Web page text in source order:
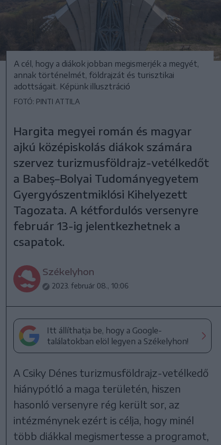
A cél, hogy a diákok jobban megismerjék a megyét,
annak történelmét, földrajzát és turisztikai
adottságait. Képünk illusztráció
FOTÓ: PINTI ATTILA
Hargita megyei román és magyar
ajkú középiskolás diákok számára
szervez turizmusföldrajz-vetélkedőt
a Babeș–Bolyai Tudományegyetem
Gyergyószentmiklósi Kihelyezett
Tagozata. A kétfordulós versenyre
február 13-ig jelentkezhetnek a
csapatok.
Székelyhon
2023. február 08., 10:06
Itt állíthatja be, hogy a Google-
találatokban elöl legyen a Székelyhon!
A Csiky Dénes turizmusföldrajz-vetélkedő
hiánypótló a maga területén, hiszen
hasonló versenyre rég került sor, az
intézménynek ezért is célja, hogy minél
több diákkal megismertesse a programot,